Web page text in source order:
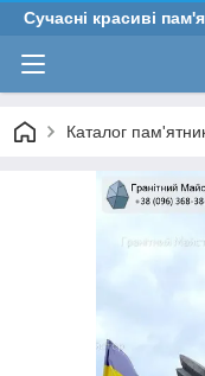
Сучасні красиві
Каталог